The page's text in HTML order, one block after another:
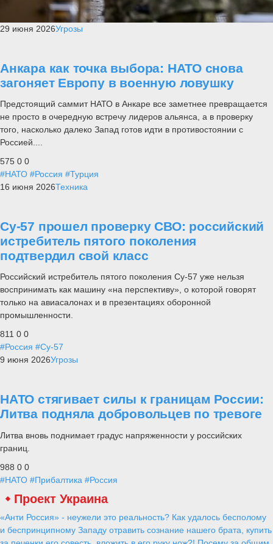
29 июня 2026Угрозы
Анкара как точка выбора: НАТО снова
загоняет Европу в военную ловушку
Предстоящий саммит НАТО в Анкаре все заметнее превращается
не просто в очередную встречу лидеров альянса, а в проверку
того, насколько далеко Запад готов идти в противостоянии с
Россией....
575 0 0
#НАТО #Россия #Турция
16 июня 2026Техника
Су-57 прошел проверку СВО: российский
истребитель пятого поколения
подтвердил свой класс
Российский истребитель пятого поколения Су-57 уже нельзя
воспринимать как машину «на перспективу», о которой говорят
только на авиасалонах и в презентациях оборонной
промышленности.
811 0 0
#Россия #Су-57
9 июня 2026Угрозы
НАТО стягивает силы к границам России:
Литва подняла добровольцев по тревоге
Литва вновь поднимает градус напряженности у российских
границ.
988 0 0
#НАТО #Прибалтика #Россия
Проект Украина
«Анти Россия» - неужели это реальность? Как удалось бесполому
и беспринципному Западу отравить сознание нашего брата, купить